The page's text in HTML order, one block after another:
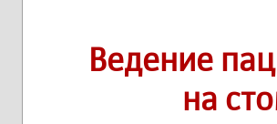
Ведение
на